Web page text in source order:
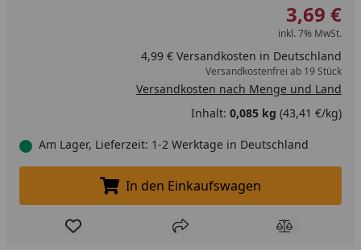
3,69 €
inkl. 7% MwSt.
4,99 € Versandkosten in Deutschland
Versandkostenfrei ab 19 Stück
Versandkosten nach Menge und Land
Inhalt: 0,085 kg (43,41 €/kg)
Am Lager, Lieferzeit: 1-2 Werktage in Deutschland
In den Einkaufswagen legen
In den Einkaufswagen
Produkt zur Wunschliste hinzufügen
Teilen Produkt